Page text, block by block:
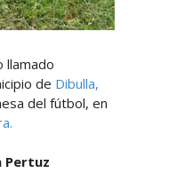
llamado
de Dibulla,
del fútbol, en
Pertuz